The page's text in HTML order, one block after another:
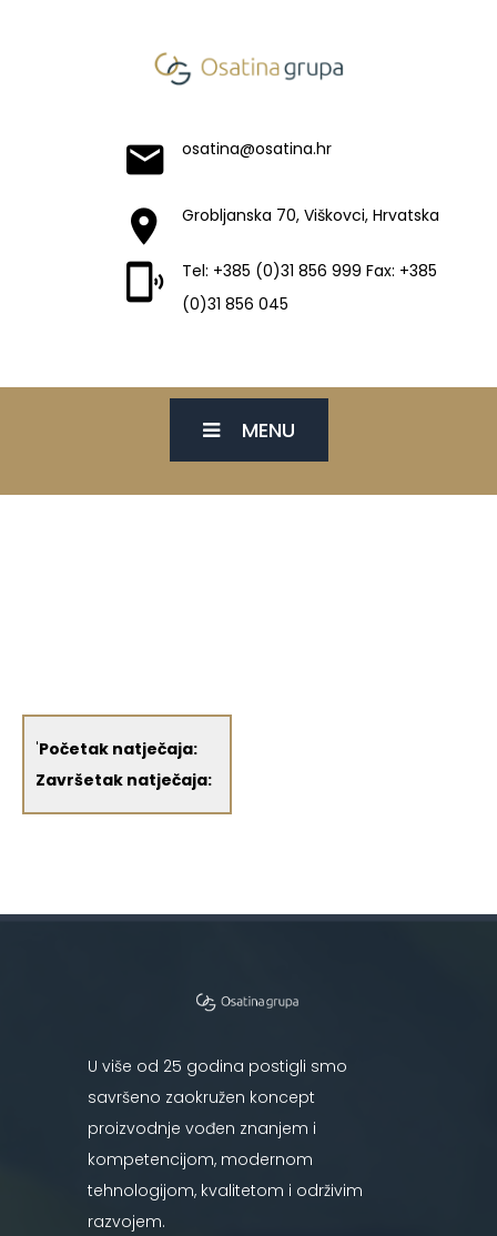
osatina@osatina.hr
Grobljanska 70, Viškovci, Hrvatska
Tel: +385 (0)31 856 999 Fax: +385
(0)31 856 045
MENU
'Početak natječaja:
Završetak natječaja:
U više od 25 godina postigli smo
savršeno zaokružen koncept
proizvodnje vođen znanjem i
kompetencijom, modernom
tehnologijom, kvalitetom i održivim
razvojem.